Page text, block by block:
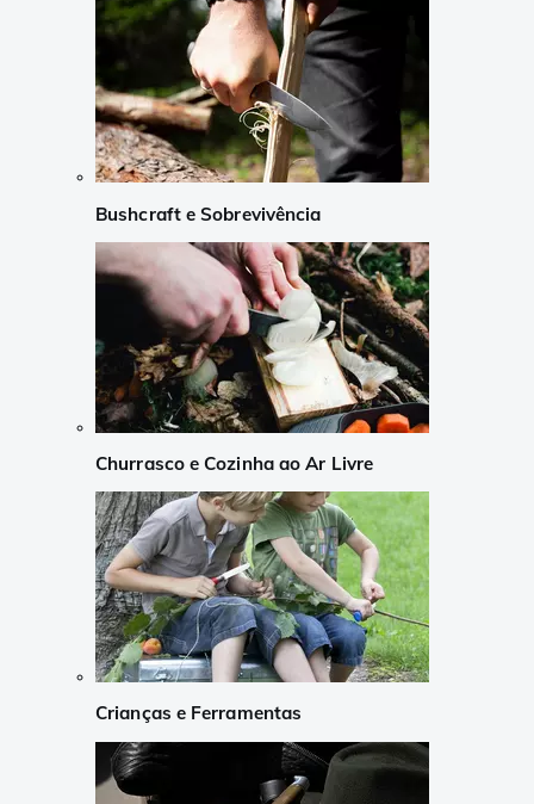
Bushcraft e Sobrevivência
Churrasco e Cozinha ao Ar Livre
Crianças e Ferramentas